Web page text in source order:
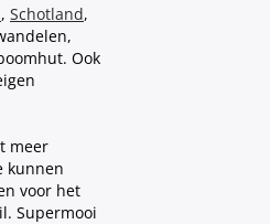
, Schotland,
Ook
meer
kunnen
voor het
Supermooi